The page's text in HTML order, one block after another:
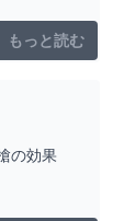
もっと読む
の効果